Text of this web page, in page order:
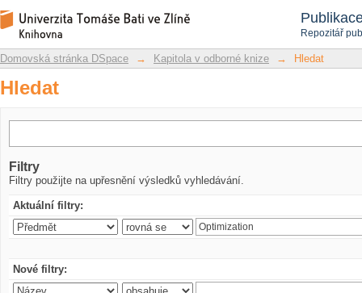
Repozitář
Hledat
Repozitář DSpace/Manakin
Domovská stránka DSpace → Kapitola v odborné knize → Hledat
Hledat
Filtry
Filtry použijte na upřesnění výsledků vyhledávání.
Aktuální filtry:
Nové filtry: